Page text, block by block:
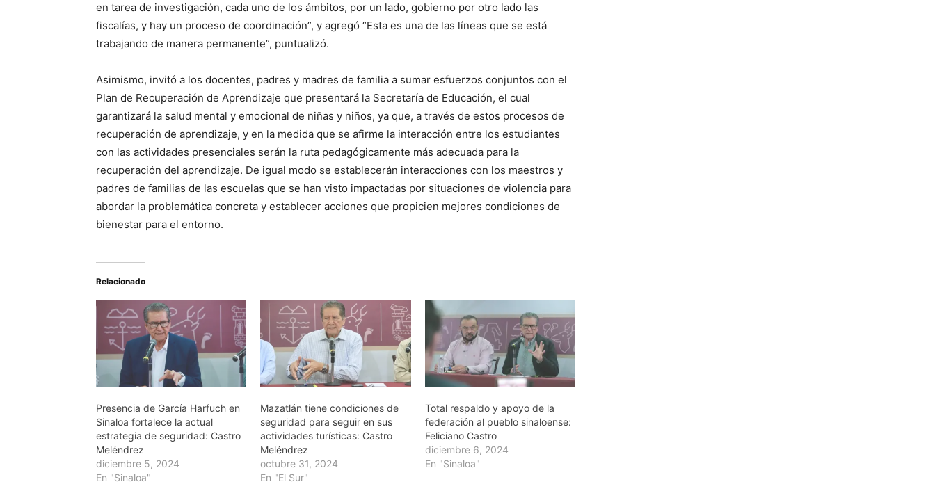
en tarea de investigación, cada uno de los ámbitos, por un lado, gobierno por otro lado las
fiscalías, y hay un proceso de coordinación”, y agregó “Esta es una de las líneas que se está
trabajando de manera permanente”, puntualizó.
Asimismo, invitó a los docentes, padres y madres de familia a sumar esfuerzos conjuntos con el
Plan de Recuperación de Aprendizaje que presentará la Secretaría de Educación, el cual
garantizará la salud mental y emocional de niñas y niños, ya que, a través de estos procesos de
recuperación de aprendizaje, y en la medida que se afirme la interacción entre los estudiantes
con las actividades presenciales serán la ruta pedagógicamente más adecuada para la
recuperación del aprendizaje. De igual modo se establecerán interacciones con los maestros y
padres de familias de las escuelas que se han visto impactadas por situaciones de violencia para
abordar la problemática concreta y establecer acciones que propicien mejores condiciones de
bienestar para el entorno.
Relacionado
Presencia de García Harfuch en
Sinaloa fortalece la actual
estrategia de seguridad: Castro
Meléndrez
diciembre 5, 2024
En "Sinaloa"
Mazatlán tiene condiciones de
seguridad para seguir en sus
actividades turísticas: Castro
Meléndrez
octubre 31, 2024
En "El Sur"
Total respaldo y apoyo de la
federación al pueblo sinaloense:
Feliciano Castro
diciembre 6, 2024
En "Sinaloa"